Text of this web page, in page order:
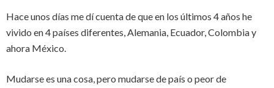
Hace unos días me dí cuenta de que en los últimos 4 años he
vivido en 4 países diferentes, Alemania, Ecuador, Colombia y
ahora México.
Mudarse es una cosa, pero mudarse de país o peor de